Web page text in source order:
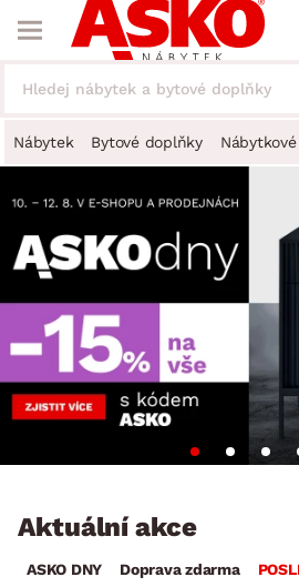
Nábytek Bytové doplňky
Aktuální akce
ASKO DNY Doprava zdarma